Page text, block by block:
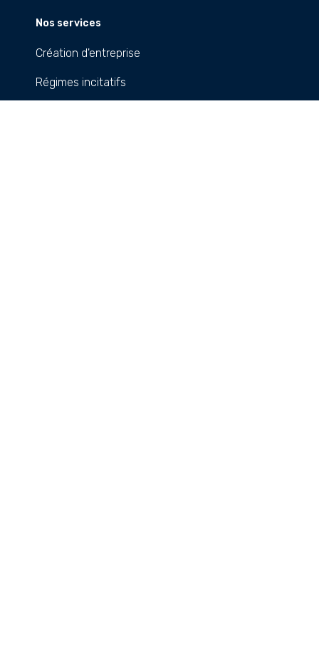
Nos services
Création d'entreprise
Régimes incitatifs